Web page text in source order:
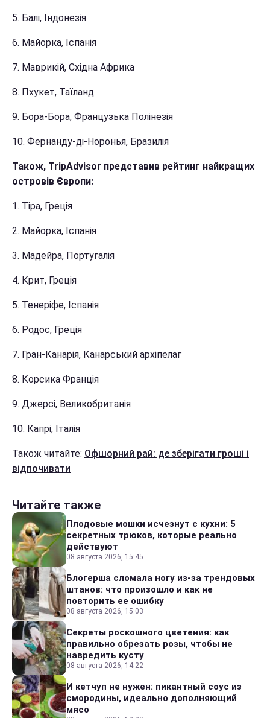
5. Балі, Індонезія
6. Майорка, Іспанія
7. Маврикій, Східна Африка
8. Пхукет, Таїланд
9. Бора-Бора, Французька Полінезія
10. Фернанду-ді-Норонья, Бразилія
Також, TripAdvisor представив рейтинг найкращих
островів Європи:
1. Тіра, Греція
2. Майорка, Іспанія
3. Мадейра, Португалія
4. Крит, Греція
5. Тенеріфе, Іспанія
6. Родос, Греція
7. Гран-Канарія, Канарський архіпелаг
8. Корсика Франція
9. Джерсі, Великобританія
10. Капрі, Італія
Також читайте: Офшорний рай: де зберігати гроші і
відпочивати
Читайте также
Плодовые мошки исчезнут с кухни: 5
секретных трюков, которые реально
действуют
08 августа 2026, 15:45
Блогерша сломала ногу из-за трендовых
штанов: что произошло и как не
повторить ее ошибку
08 августа 2026, 15:03
Секреты роскошного цветения: как
правильно обрезать розы, чтобы не
навредить кусту
08 августа 2026, 14:22
И кетчуп не нужен: пикантный соус из
смородины, идеально дополняющий
мясо